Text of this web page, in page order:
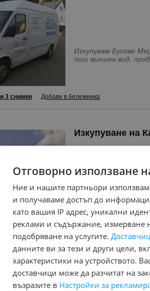
Изкупувам Бусове
лош външен вид,
и 3 снимки Добави в бележника
Изкупуване на
Изкупуване на бусове от следните марки:
WhatsApp--
Добави в бележника
всякакви
Отговорно използване
Ние и нашите партньори
и получаваме достъп до
като вашия IP адрес, уникални
реклами и съдържание, измерване
подобряване на услугите.
данните ви за тези и други цели,
характеристики на устройството.
доставчици може да разчитат на
възразите в Настройки за